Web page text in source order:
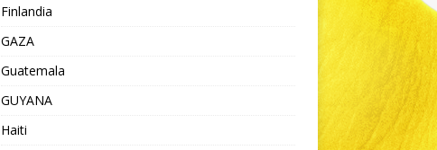
Finlandia
GAZA
Guatemala
GUYANA
Haiti